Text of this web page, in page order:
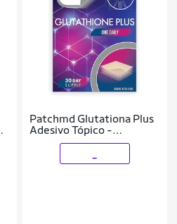
Patchmd Glutationa Plus
Adesivo Tópico -
Fornecimento De 30 Dias